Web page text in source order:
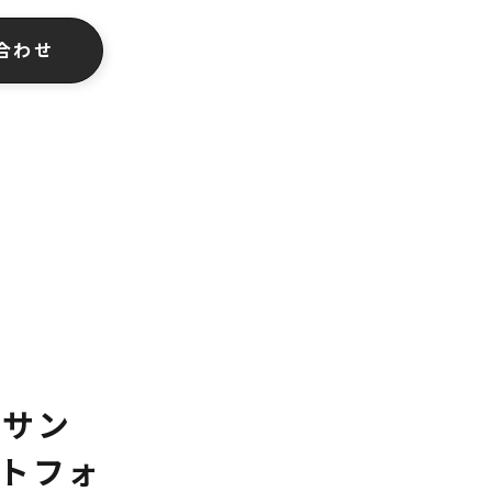
わせ
ン
フォ